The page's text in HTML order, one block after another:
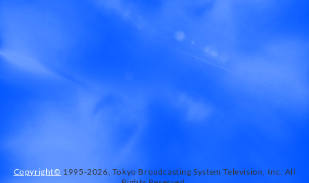
Copyright© 1995-2026, Tokyo Broadcasting System Television, Inc. All